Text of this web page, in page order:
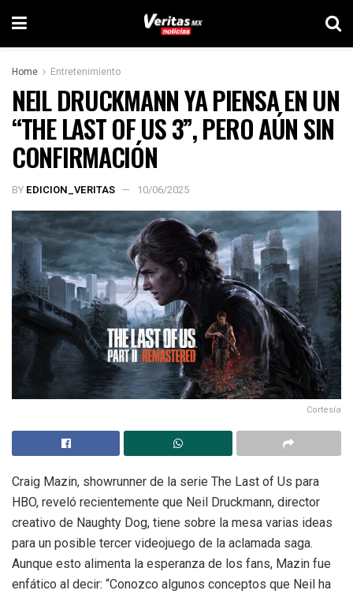
Home Entretenimiento
NEIL DRUCKMANN YA PIENSA EN UN
“THE LAST OF US 3”, PERO AÚN SIN
CONFIRMACIÓN
BY EDICION_VERITAS 10/06/2025
Cortesía
Craig Mazin, showrunner de la serie The Last of Us para
HBO, reveló recientemente que Neil Druckmann, director
creativo de Naughty Dog, tiene sobre la mesa varias ideas
para un posible tercer videojuego de la aclamada saga.
Aunque esto alimenta la esperanza de los fans, Mazin fue
enfático al decir: “Conozco algunos conceptos que Neil ha